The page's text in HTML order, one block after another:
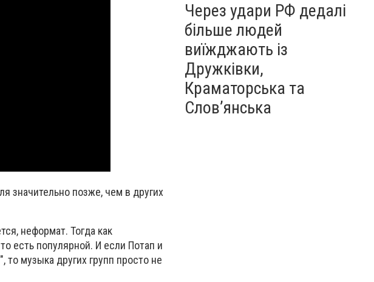
значительно позже, чем в других
неформат. Тогда как
есть популярной. И если Потап и
музыка других групп просто не
Через удари РФ дедалі
більше людей
виїжджають із
Дружківки,
Краматорська та
Слов’янська